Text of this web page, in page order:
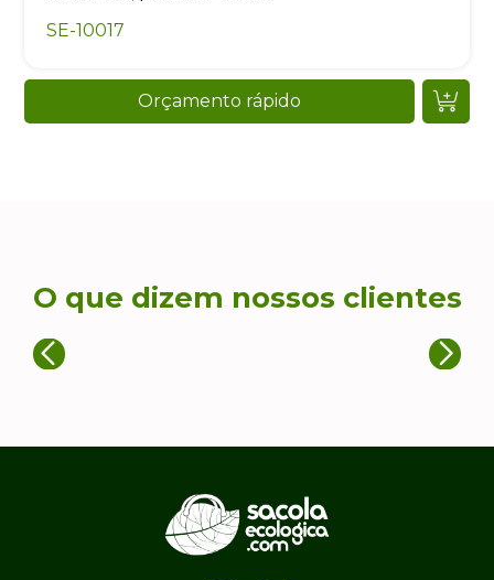
SE-10017
Orçamento rápido
O que dizem nossos clientes